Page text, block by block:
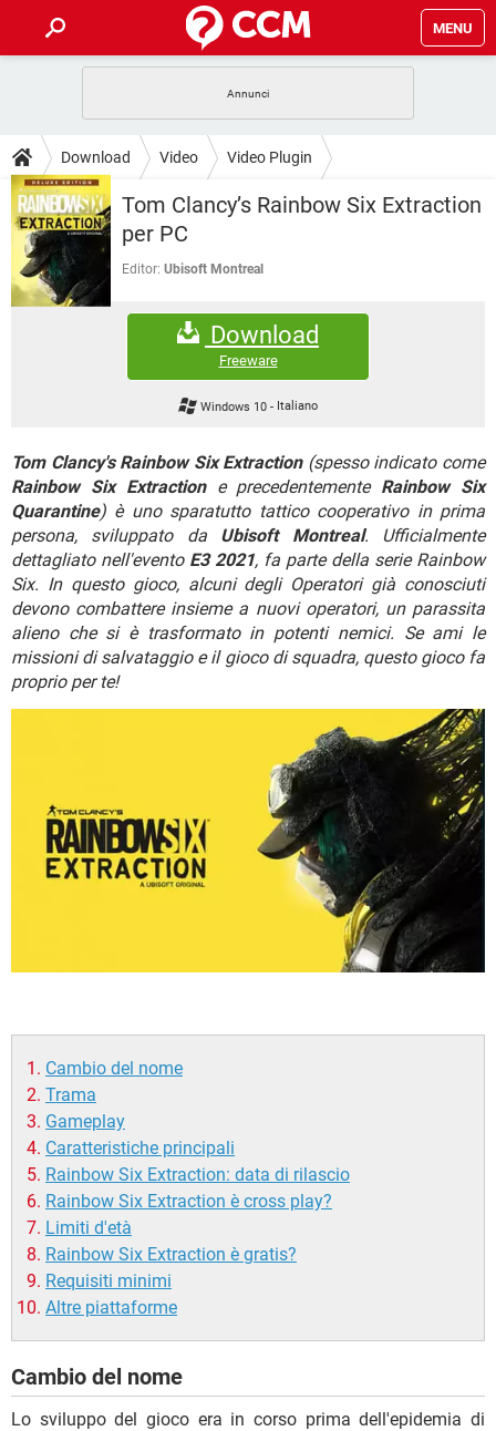
MENU
INTRATTENIMENTO ANDROID
iOS WINDOWS 10
INSTAGRAM
TIKTOK
GUIDE
COVID-19
INTRATTENIMENTO
iOS
INSTAGRAM
FACEBOOK
DOWNLOAD
COVID-19
INTRATTENIMENTO
WINDOWS 10
WHATSAPP
FORUM
COVID-19
ANDROID
WINDOWS 10
WHATSAPP
HARDWARE
GLOSSARIO
GAMING
INSTAGRAM WHATSAPP
TIKTOK FACEBOOK
HARDWARE
Download Video Video Plugin
Tom Clancy’s Rainbow Six Extraction
per PC
Editor: Ubisoft Montreal
Download
Freeware
Windows 10- Italiano
Tom Clancy's Rainbow Six Extraction(spesso indicato come
Rainbow Six Extractione precedentemente Rainbow Six
Quarantine) è uno sparatutto tattico cooperativo in prima
persona, sviluppato da Ubisoft Montreal. Ufficialmente
dettagliato nell'evento E3 2021, fa parte della serie Rainbow
Six. In questo gioco, alcuni degli Operatori già conosciuti
devono combattere insieme a nuovi operatori, un parassita
alieno che si è trasformato in potenti nemici. Se ami le
missioni di salvataggio e il gioco di squadra, questo gioco fa
proprio per te!
Cambio del nome
Trama
Gameplay
Caratteristiche principali
Rainbow Six Extraction: data di rilascio
Rainbow Six Extraction è cross play?
Limiti d'età
Rainbow Six Extraction è gratis?
Requisiti minimi
Altre piattaforme
Cambio del nome
Lo sviluppo del gioco era in corso prima dell'epidemia di